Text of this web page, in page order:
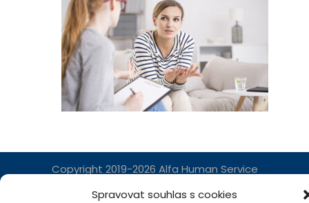
Spravovat souhlas s cookies
Copyright 2019-2026 Alfa Human Service
/ TM Servis - the technical motion s.r.o.